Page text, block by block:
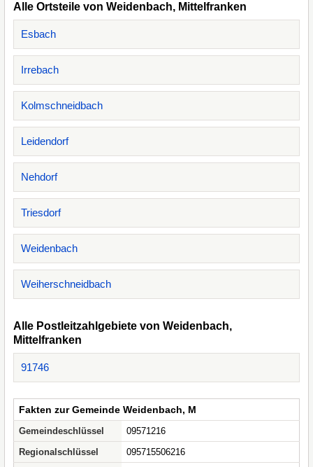
Alle Ortsteile von Weidenbach, Mittelfranken
Esbach
Irrebach
Kolmschneidbach
Leidendorf
Nehdorf
Triesdorf
Weidenbach
Weiherschneidbach
Alle Postleitzahlgebiete von Weidenbach,
Mittelfranken
91746
Fakten zur Gemeinde Weidenbach, M
Gemeindeschlüssel
09571216
Regionalschlüssel
095715506216